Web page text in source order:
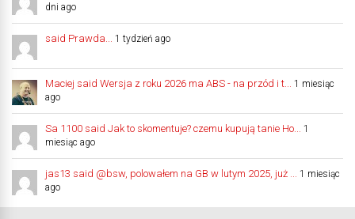
dni ago
said Prawda... 1 tydzień ago
Maciej said Wersja z roku 2026 ma ABS - na przód i t...
1 miesiąc
ago
Sa 1100 said Jak to skomentuje? czemu kupują tanie Ho...
1
miesiąc ago
jas13 said @bsw, polowałem na GB w lutym 2025, już ...
1 miesiąc
ago